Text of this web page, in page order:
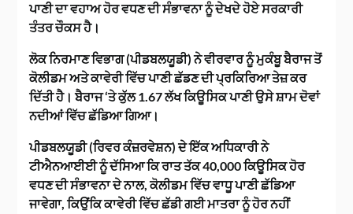
ਪਾਣੀ ਦਾ ਵਹਾਅ ਹੋਰ ਵਧਣ ਦੀ ਸੰਭਾਵਨਾ ਨੂੰ ਦੇਖਦੇ ਹੋਏ ਸਰਕਾਰੀ
ਤੰਤਰ ਚੌਕਸ ਹੈ।
ਲੋਕ ਨਿਰਮਾਣ ਵਿਭਾਗ (ਪੀਡਬਲਯੂਡੀ) ਨੇ ਵੀਰਵਾਰ ਨੂੰ ਮੁਕੰਬੂ ਬੈਰਾਜ ਤੋਂ
ਕੋਲੀਡਮ ਅਤੇ ਕਾਵੇਰੀ ਵਿੱਚ ਪਾਣੀ ਛੱਡਣ ਦੀ ਪ੍ਰਕਿਰਿਆ ਤੇਜ਼ ਕਰ
ਦਿੱਤੀ ਹੈ। ਬੈਰਾਜ ‘ਤੇ ਕੁੱਲ 1.67 ਲੱਖ ਕਿਊਸਿਕ ਪਾਣੀ ਉਸੇ ਸ਼ਾਮ ਦੋਵਾਂ
ਨਦੀਆਂ ਵਿੱਚ ਛੱਡਿਆ ਗਿਆ।
ਪੀਡਬਲਯੂਡੀ (ਰਿਵਰ ਕੰਜ਼ਰਵੇਸ਼ਨ) ਦੇ ਇੱਕ ਅਧਿਕਾਰੀ ਨੇ
ਟੀਐਨਆਈਈ ਨੂੰ ਦੱਸਿਆ ਕਿ ਰਾਤ ਤੱਕ 40,000 ਕਿਊਸਿਕ ਹੋਰ
ਵਧਣ ਦੀ ਸੰਭਾਵਨਾ ਦੇ ਨਾਲ, ਕੋਲੀਡਮ ਵਿੱਚ ਵਾਧੂ ਪਾਣੀ ਛੱਡਿਆ
ਜਾਵੇਗਾ, ਕਿਉਂਕਿ ਕਾਵੇਰੀ ਵਿੱਚ ਛੱਡੀ ਗਈ ਮਾਤਰਾ ਨੂੰ ਹੋਰ ਨਹੀਂ